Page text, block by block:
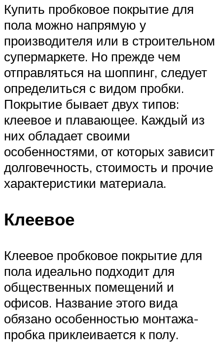
Купить пробковое покрытие для
пола можно напрямую у
производителя или в строительном
супермаркете. Но прежде чем
отправляться на шоппинг, следует
определиться с видом пробки.
Покрытие бывает двух типов:
клеевое и плавающее. Каждый из
них обладает своими
особенностями, от которых зависит
долговечность, стоимость и прочие
характеристики материала.
Клеевое
Клеевое пробковое покрытие для
пола идеально подходит для
общественных помещений и
офисов. Название этого вида
обязано особенностью монтажа-
пробка приклеивается к полу.